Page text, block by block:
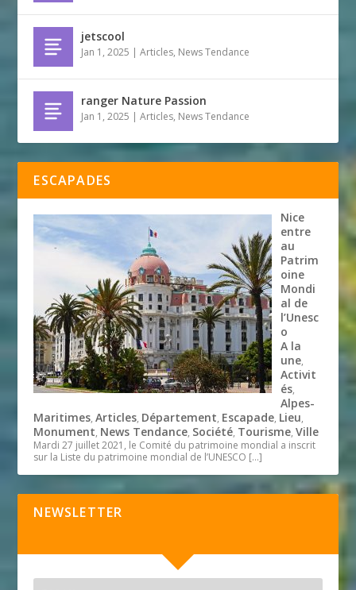
jetscool
Jan 1, 2025 |Articles, News Tendance
ranger Nature Passion
Jan 1, 2025 |Articles, News Tendance
ESCAPADES
Nice
entre
au
Patrim
oine
Mondi
al de
l’Unesc
o
A la
une,
Activit
és,
Alpes-
Maritimes,Articles, Département, Escapade, Lieu,
Monument, News Tendance, Société, Tourisme,Ville
Mardi 27 juillet 2021, le Comité du patrimoine mondial a inscrit
sur la Liste du patrimoine mondial de l’UNESCO […]
NEWSLETTER